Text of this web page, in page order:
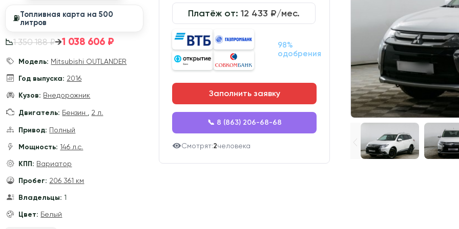
⛽️Топливная карта на 500
литров
📉1 350 188 ₽→1 038 606 ₽
Модель: Mitsubishi OUTLANDER
Год выпуска: 2016
Кузов: Внедорожник
Двигатель: Бензин 2 л.
Привод: Полный
Мощность: 146 л.с.
КПП: Вариатор
Пробег: 206 361 км
Владельцы: 1
Цвет: Белый
Платёж от: 12 433 ₽/мес.
98%
одобрения
Заполнить заявку
📞 8 (863) 206-68-68
Смотрят:2человека